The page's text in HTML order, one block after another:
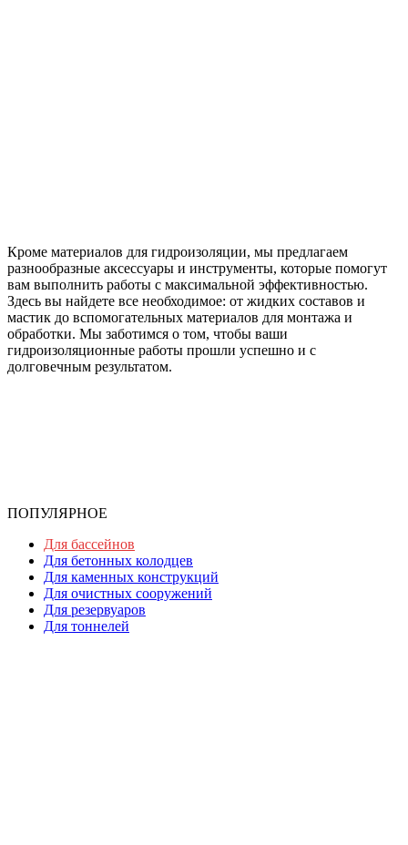
Кроме материалов для гидроизоляции, мы предлагаем
разнообразные аксессуары и инструменты, которые помогут
вам выполнить работы с максимальной эффективностью.
Здесь вы найдете все необходимое: от жидких составов и
мастик до вспомогательных материалов для монтажа и
обработки. Мы заботимся о том, чтобы ваши
гидроизоляционные работы прошли успешно и с
долговечным результатом.
ПОПУЛЯРНОЕ
Для бассейнов
Для бетонных колодцев
Для каменных конструкций
Для очистных сооружений
Для резервуаров
Для тоннелей